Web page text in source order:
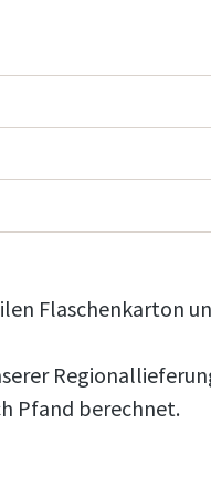
Flaschenkarton
Pfand berechnet.